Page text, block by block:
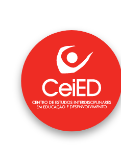
Saltar para o conteúdo